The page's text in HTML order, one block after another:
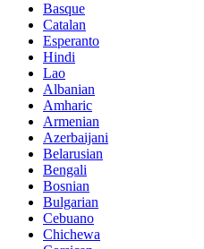
Basque
Catalan
Esperanto
Hindi
Lao
Albanian
Amharic
Armenian
Azerbaijani
Belarusian
Bengali
Bosnian
Bulgarian
Cebuano
Chichewa